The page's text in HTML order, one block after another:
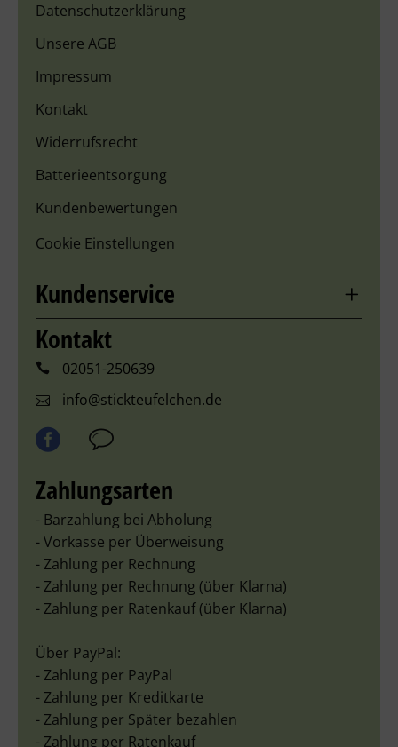
Datenschutzerklärung
Unsere AGB
Impressum
Kontakt
Widerrufsrecht
Batterieentsorgung
Kundenbewertungen
Cookie Einstellungen
Kundenservice
Kontakt
02051-250639
info@stickteufelchen.de
Zahlungsarten
- Barzahlung bei Abholung
- Vorkasse per Überweisung
- Zahlung per Rechnung
- Zahlung per Rechnung (über Klarna)
- Zahlung per Ratenkauf (über Klarna)
Über PayPal:
- Zahlung per PayPal
- Zahlung per Kreditkarte
- Zahlung per Später bezahlen
- Zahlung per Ratenkauf